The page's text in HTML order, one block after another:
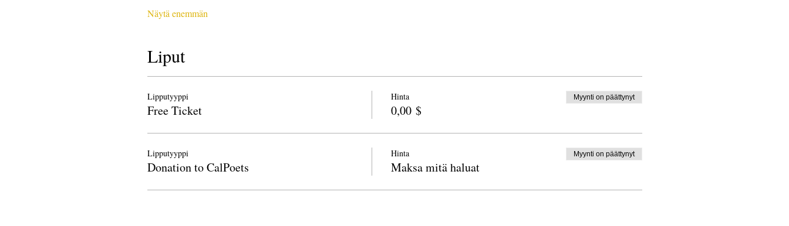
Näytä enemmän
Liput
Lipputyyppi
Free Ticket
Hinta
0,00 $
Myynti on päättynyt
Lipputyyppi
Donation to CalPoets
Hinta
Maksa mitä haluat
Myynti on päättynyt